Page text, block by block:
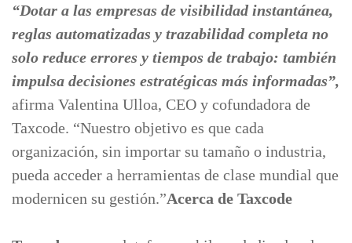
“Dotar a las empresas de visibilidad instantánea,
reglas automatizadas y trazabilidad completa no
solo reduce errores y tiempos de trabajo: también
impulsa decisiones estratégicas más informadas”,
afirma Valentina Ulloa, CEO y cofundadora de
Taxcode. “Nuestro objetivo es que cada
organización, sin importar su tamaño o industria,
pueda acceder a herramientas de clase mundial que
modernicen su gestión.”Acerca de Taxcode